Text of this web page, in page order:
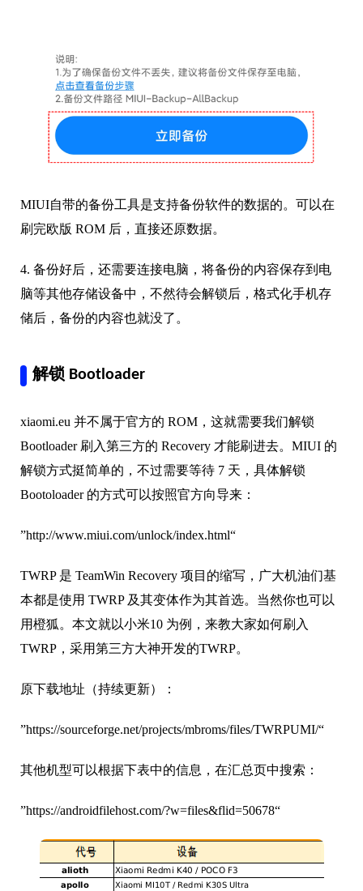
MIUI自带的备份工具是支持备份软件的数据的。可以在
刷完欧版 ROM 后，直接还原数据。
4. 备份好后，还需要连接电脑，将备份的内容保存到电
脑等其他存储设备中，不然待会解锁后，格式化手机存
储后，备份的内容也就没了。
解锁 Bootloader
xiaomi.eu 并不属于官方的 ROM，这就需要我们解锁
Bootloader 刷入第三方的 Recovery 才能刷进去。MIUI 的
解锁方式挺简单的，不过需要等待 7 天，具体解锁
Bootoloader 的方式可以按照官方向导来：
”http://www.miui.com/unlock/index.html“
TWRP 是 TeamWin Recovery 项目的缩写，广大机油们基
本都是使用 TWRP 及其变体作为其首选。当然你也可以
用橙狐。本文就以小米10 为例，来教大家如何刷入
TWRP，采用第三方大神开发的TWRP。
原下载地址（持续更新）：
”https://sourceforge.net/projects/mbroms/files/TWRPUMI/“
其他机型可以根据下表中的信息，在汇总页中搜索：
”https://androidfilehost.com/?w=files&flid=50678“